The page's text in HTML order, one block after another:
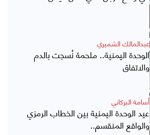
عبدالمالك الشميري
الوحدة اليمنية.. ملحمة نُسجت بالدم
والاتفاق
أسامة البركاني
عيد الوحدة اليمنية بين الخطاب الرمزي
والواقع المنقسم..